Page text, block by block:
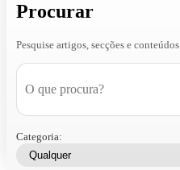
Procurar
Pesquise artigos, secções e conteúdos
Categoria: